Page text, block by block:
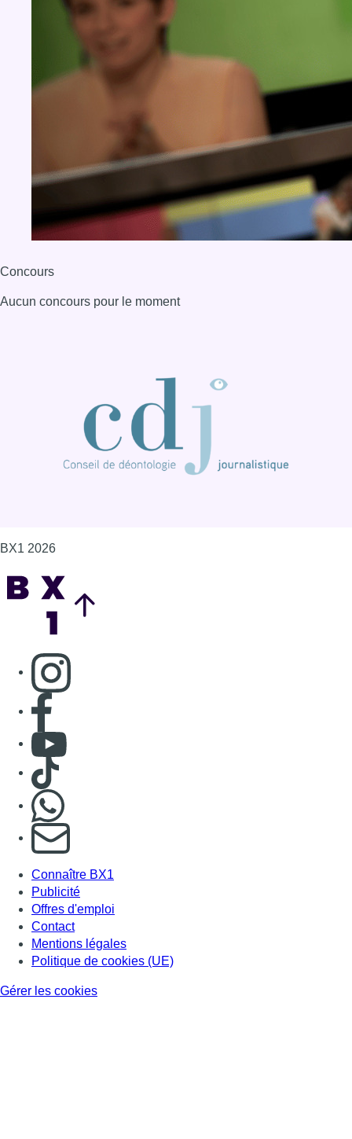
Concours
Aucun concours pour le moment
BX1 2026
Consulter page Instagram
Consulter page Facebook
Consulter Youtube
Consulter TikTok
S'abonner à notre newsletter
Connaître BX1
Publicité
Offres d'emploi
Contact
Mentions légales
Politique de cookies (UE)
Gérer les cookies